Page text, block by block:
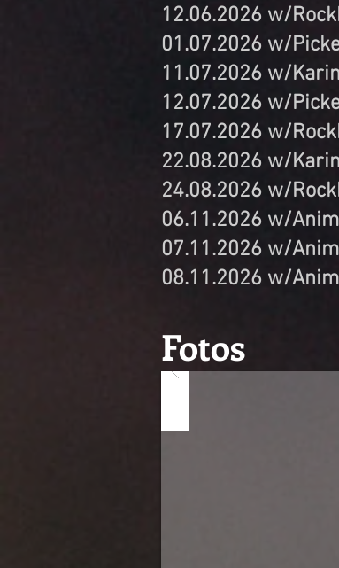
12.06.2026 w/
01.07.2026 w/
11.07.2026 w/
12.07.2026 w/
17.07.2026 w/
22.08.2026 w/
24.08.2026 w/
06.11.2026 w/
07.11.2026 w/
08.11.2026 w/
Fotos